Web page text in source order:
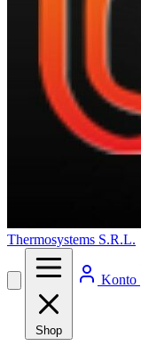
Thermosystems S.R.L.
Shop
Konto